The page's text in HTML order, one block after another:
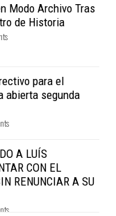
Modo Archivo Tras
de Historia
para el
abierta segunda
A LUÍS
CON EL
RENUNCIAR A SU